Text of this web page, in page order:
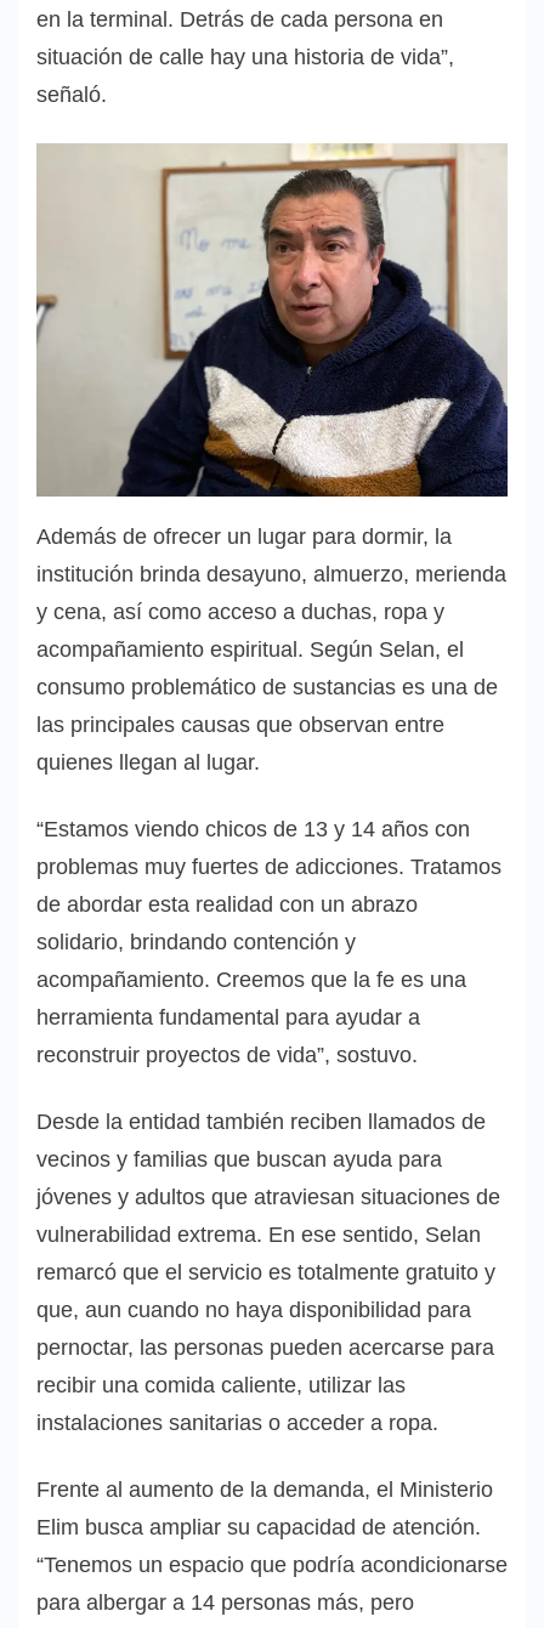
en la terminal. Detrás de cada persona en
situación de calle hay una historia de vida”,
señaló.
Además de ofrecer un lugar para dormir, la
institución brinda desayuno, almuerzo, merienda
y cena, así como acceso a duchas, ropa y
acompañamiento espiritual. Según Selan, el
consumo problemático de sustancias es una de
las principales causas que observan entre
quienes llegan al lugar.
“Estamos viendo chicos de 13 y 14 años con
problemas muy fuertes de adicciones. Tratamos
de abordar esta realidad con un abrazo
solidario, brindando contención y
acompañamiento. Creemos que la fe es una
herramienta fundamental para ayudar a
reconstruir proyectos de vida”, sostuvo.
Desde la entidad también reciben llamados de
vecinos y familias que buscan ayuda para
jóvenes y adultos que atraviesan situaciones de
vulnerabilidad extrema. En ese sentido, Selan
remarcó que el servicio es totalmente gratuito y
que, aun cuando no haya disponibilidad para
pernoctar, las personas pueden acercarse para
recibir una comida caliente, utilizar las
instalaciones sanitarias o acceder a ropa.
Frente al aumento de la demanda, el Ministerio
Elim busca ampliar su capacidad de atención.
“Tenemos un espacio que podría acondicionarse
para albergar a 14 personas más, pero